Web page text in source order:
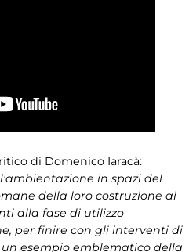
di Domenico Iaracà:
in spazi del
della loro costruzione ai
alla fase di utilizzo
per finire con gli interventi di
esempio emblematico della